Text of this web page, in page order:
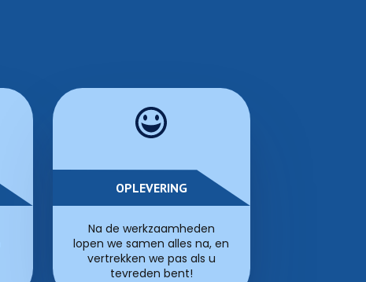
OPLEVERING
Na de werkzaamheden
lopen we samen alles na, en
vertrekken we pas als u
tevreden bent!